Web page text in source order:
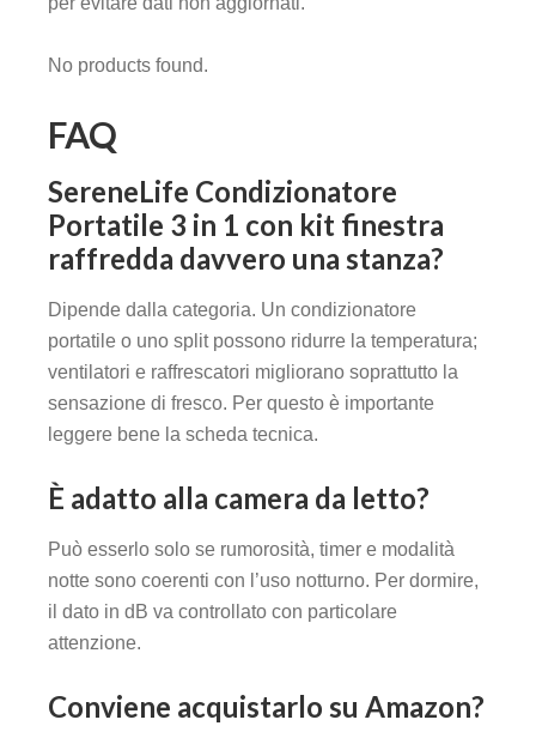
No products found.
FAQ
SereneLife Condizionatore
Portatile 3 in 1 con kit finestra
raffredda davvero una stanza?
Dipende dalla categoria. Un condizionatore
portatile o uno split possono ridurre la temperatura;
ventilatori e raffrescatori migliorano soprattutto la
sensazione di fresco. Per questo è importante
leggere bene la scheda tecnica.
È adatto alla camera da letto?
Può esserlo solo se rumorosità, timer e modalità
notte sono coerenti con l’uso notturno. Per dormire,
il dato in dB va controllato con particolare
attenzione.
Conviene acquistarlo su Amazon?